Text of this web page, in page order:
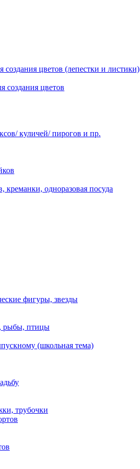
цветов (лепестки и листики)
создания цветов
куличей/ пирогов и пр.
креманки, одноразовая посуда
фигуры, звезды
рыбы, птицы
(школьная тема)
трубочки